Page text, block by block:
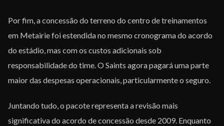
Por fim, a concessão do terreno do centro de treinamentos
em Metairie foi estendida no mesmo cronograma do acordo
do estádio, mas com os custos adicionais sob
responsabilidade do time. O Saints agora pagará uma parte
maior das despesas operacionais, particularmente o seguro.
Juntando tudo, o pacote representa a revisão mais
significativa do acordo de concessão desde 2009. Enquanto